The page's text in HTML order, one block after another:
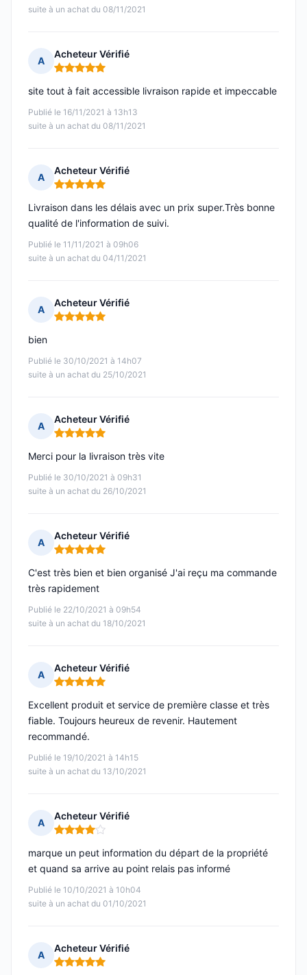
suite à un achat du 08/11/2021
A
Acheteur Vérifié
Note : 5 sur 5
Publié le 16/11/2021 à 13h13
suite à un achat du 08/11/2021
site tout à fait accessible livraison rapide et impeccable
A
Acheteur Vérifié
Note : 5 sur 5
Publié le 11/11/2021 à 09h06
suite à un achat du 04/11/2021
Livraison dans les délais avec un prix super.Très bonne
qualité de l'information de suivi.
A
Acheteur Vérifié
Note : 5 sur 5
Publié le 30/10/2021 à 14h07
suite à un achat du 25/10/2021
bien
A
Acheteur Vérifié
Note : 5 sur 5
Publié le 30/10/2021 à 09h31
suite à un achat du 26/10/2021
Merci pour la livraison très vite
A
Acheteur Vérifié
Note : 5 sur 5
Publié le 22/10/2021 à 09h54
suite à un achat du 18/10/2021
C'est très bien et bien organisé J'ai reçu ma commande
très rapidement
A
Acheteur Vérifié
Note : 5 sur 5
Publié le 19/10/2021 à 14h15
suite à un achat du 13/10/2021
Excellent produit et service de première classe et très
fiable. Toujours heureux de revenir. Hautement
recommandé.
A
Acheteur Vérifié
Note : 4 sur 5
Publié le 10/10/2021 à 10h04
suite à un achat du 01/10/2021
marque un peut information du départ de la propriété
et quand sa arrive au point relais pas informé
A
Acheteur Vérifié
Note : 5 sur 5